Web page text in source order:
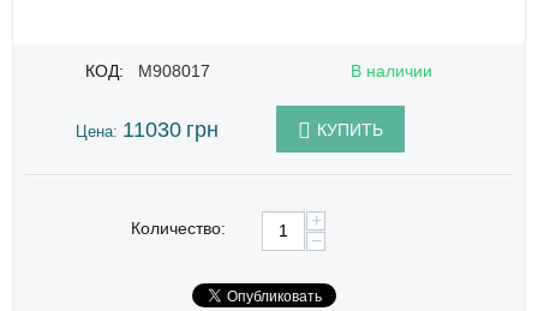
КОД: M908017 В наличии
Цена: 11030 грн КУПИТЬ
Количество:
+
−